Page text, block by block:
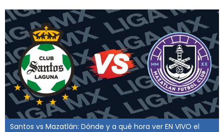
Santos vs Mazatlán: Dónde y a qué hora ver EN VIVO el